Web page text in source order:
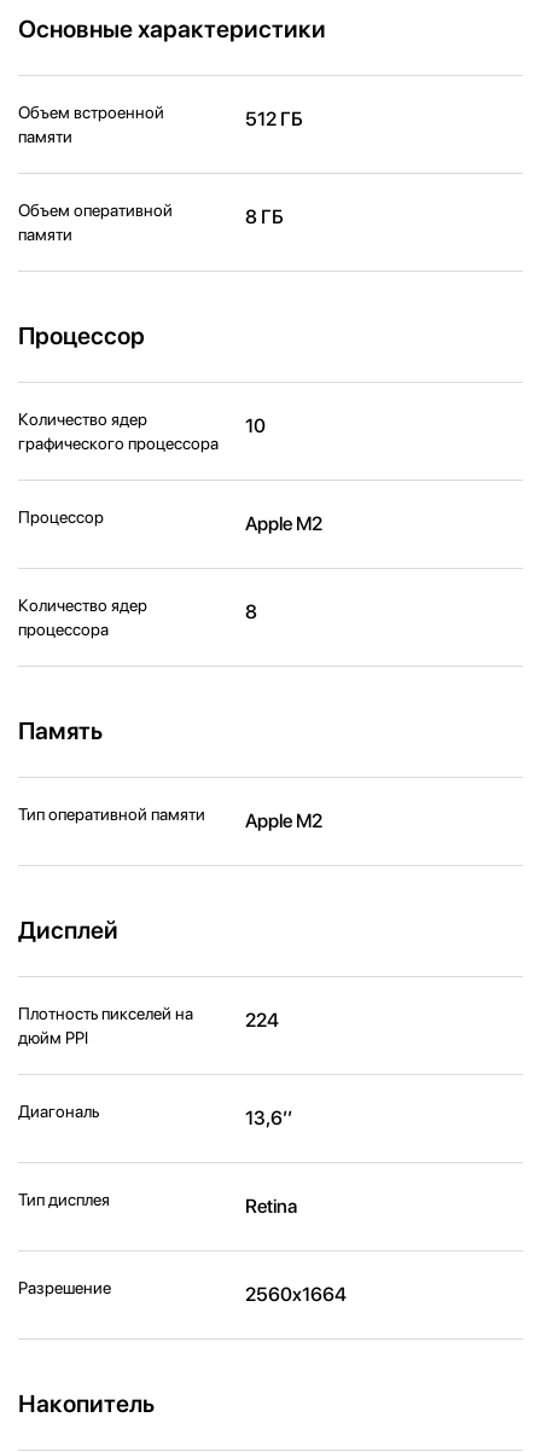
Основные характеристики
Объем встроенной
памяти
512 ГБ
Объем оперативной
памяти
8 ГБ
Процессор
Количество ядер
графического процессора
10
Процессор Apple M2
Количество ядер
процессора
8
Память
Тип оперативной памяти Apple M2
Дисплей
Плотность пикселей на
дюйм PPI
224
Диагональ 13,6’’
Тип дисплея Retina
Разрешение 2560x1664
Накопитель